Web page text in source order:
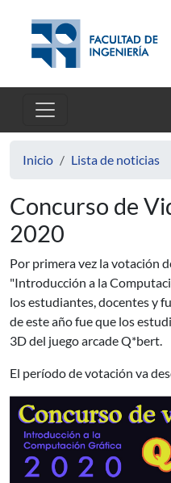
Inicio Lista de noticias
Concurso de
2020
Por primera vez la votación
"Introducción a la
los estudiantes, docentes y
de este año fue que los
3D del juego arcade Q*bert.
El período de votación va